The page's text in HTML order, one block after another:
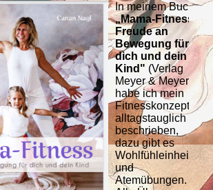
In meinem Buch
„Mama-Fitness –
Freude an
Bewegung für
dich und dein
Kind" (Verlag
Meyer & Meyer),
habe ich mein
Fitnesskonzept
alltagstauglich
beschrieben,
dazu gibt es
Wohlfühleinheiten
und
Atemübungen.